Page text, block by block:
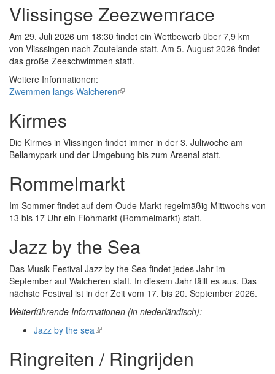
external)
Vlissingse Zeezwemrace
Am 29. Juli 2026 um 18:30 findet ein Wettbewerb über 7,9 km
von Vlisssingen nach Zoutelande statt. Am 5. August 2026 findet
das große Zeeschwimmen statt.
Weitere Informationen:
Zwemmen langs Walcheren(link
Kirmes
Die Kirmes in Vlissingen findet immer in der 3. Juliwoche am
Bellamypark und der Umgebung bis zum Arsenal statt.
Rommelmarkt
Im Sommer findet auf dem Oude Markt regelmäßig Mittwochs von
13 bis 17 Uhr ein Flohmarkt (Rommelmarkt) statt.
Jazz by the Sea
Das Musik-Festival Jazz by the Sea findet jedes Jahr im
September auf Walcheren statt. In diesem Jahr fällt es aus. Das
nächste Festival ist in der Zeit vom 17. bis 20. September 2026.
Weiterführende Informationen (in niederländisch):
Jazz by the sea(link
external)
Ringreiten / Ringrijden